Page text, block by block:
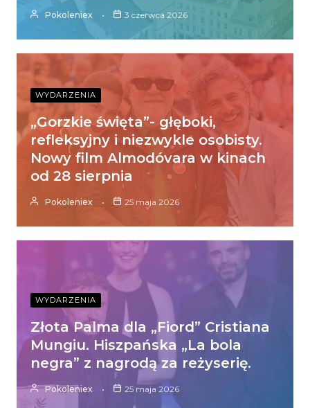
Pokoleniex 3 czerwca 2026
WYDARZENIA
„Gorzkie święta”- głęboki,
refleksyjny i niezwykle osobisty.
Nowy film Almodóvara w kinach
od 28 sierpnia
Pokoleniex 25 maja 2026
WYDARZENIA
Złota Palma dla „Fiord” Cristiana
Mungiu. Hiszpańska „La bola
negra” z nagrodą za reżyserię.
Pokoleniex 25 maja 2026